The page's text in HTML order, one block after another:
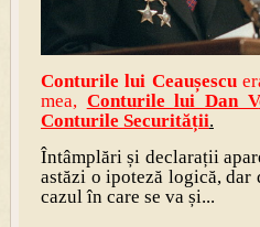
Conturile lui Ceaușescu
mea, Conturile lui Dan V
Conturile Securității.
Întâmplări și declarații
astăzi o ipoteză logică, dar
cazul în care se va și...